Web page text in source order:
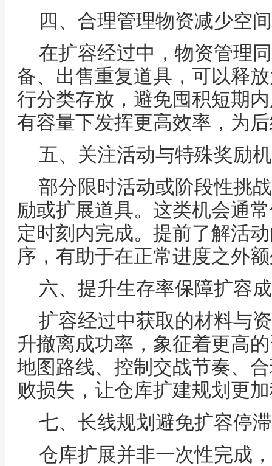
四、合理管理物资减少空
在扩容经过中，物资管理
备、出售重复道具，可以释
行分类存放，避免囤积短期
有容量下发挥更高效率，为
五、关注活动与特殊奖励
部分限时活动或阶段性挑
励或扩展道具。这类机会通
定时刻内完成。提前了解活
序，有助于在正常进度之外
六、提升生存率保障扩容
扩容经过中获取的材料与
升撤离成功率，象征着更高
地图路线、控制交战节奏、
败损失，让仓库扩建规划更
七、长线规划避免扩容停滞
仓库扩展并非一次性完成